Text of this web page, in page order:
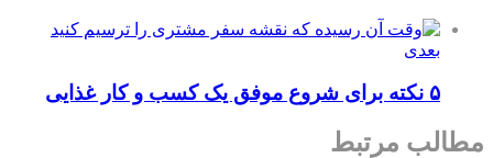
بعدی
۵ نکته برای شروع موفق یک کسب و کار غذایی
مطالب مرتبط